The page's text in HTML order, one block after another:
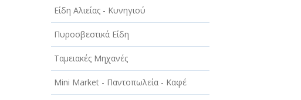
Είδη Αλιείας - Κυνηγιού
Πυροσβεστικά Είδη
Ταμειακές Μηχανές
Mini Market - Παντοπωλεία - Καφέ